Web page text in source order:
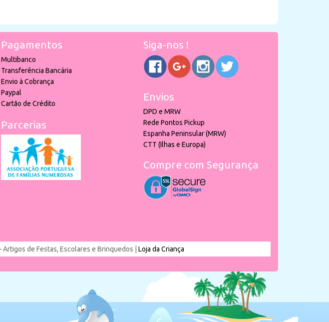
Pagamentos
Multibanco
Transferência Bancária
Envio à Cobrança
Paypal
Cartão de Crédito
Parcerias
Siga-nos !
Envios
DPD e MRW
Rede Pontos Pickup
Espanha Peninsular (MRW)
CTT (Ilhas e Europa)
Compre com Segurança
de Festas, Escolares e Brinquedos | Loja da Criança